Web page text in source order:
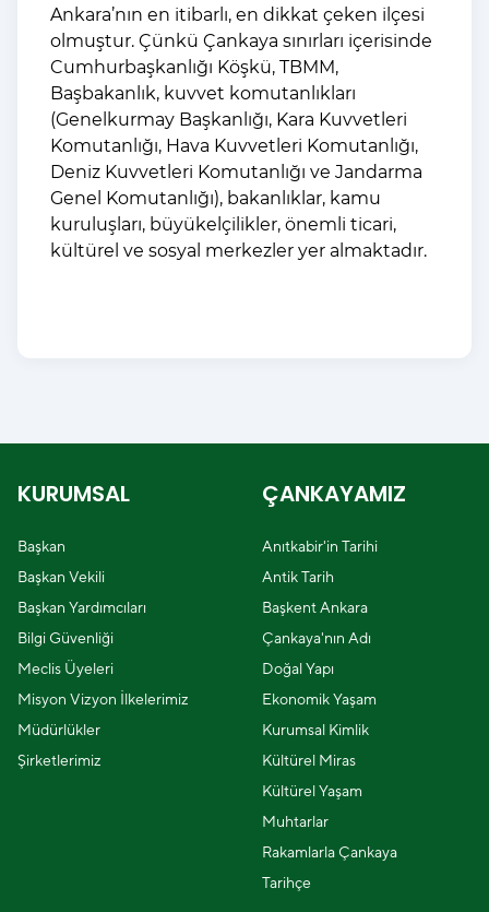
Ankara’nın en itibarlı, en dikkat çeken ilçesi
olmuştur. Çünkü Çankaya sınırları içerisinde
Cumhurbaşkanlığı Köşkü, TBMM,
Başbakanlık, kuvvet komutanlıkları
(Genelkurmay Başkanlığı, Kara Kuvvetleri
Komutanlığı, Hava Kuvvetleri Komutanlığı,
Deniz Kuvvetleri Komutanlığı ve Jandarma
Genel Komutanlığı), bakanlıklar, kamu
kuruluşları, büyükelçilikler, önemli ticari,
kültürel ve sosyal merkezler yer almaktadır.
KURUMSAL
Başkan
Başkan Vekili
Başkan Yardımcıları
Bilgi Güvenliği
Meclis Üyeleri
Misyon Vizyon İlkelerimiz
Müdürlükler
Şirketlerimiz
ÇANKAYAMIZ
Anıtkabir'in Tarihi
Antik Tarih
Başkent Ankara
Çankaya'nın Adı
Doğal Yapı
Ekonomik Yaşam
Kurumsal Kimlik
Kültürel Miras
Kültürel Yaşam
Muhtarlar
Rakamlarla Çankaya
Tarihçe